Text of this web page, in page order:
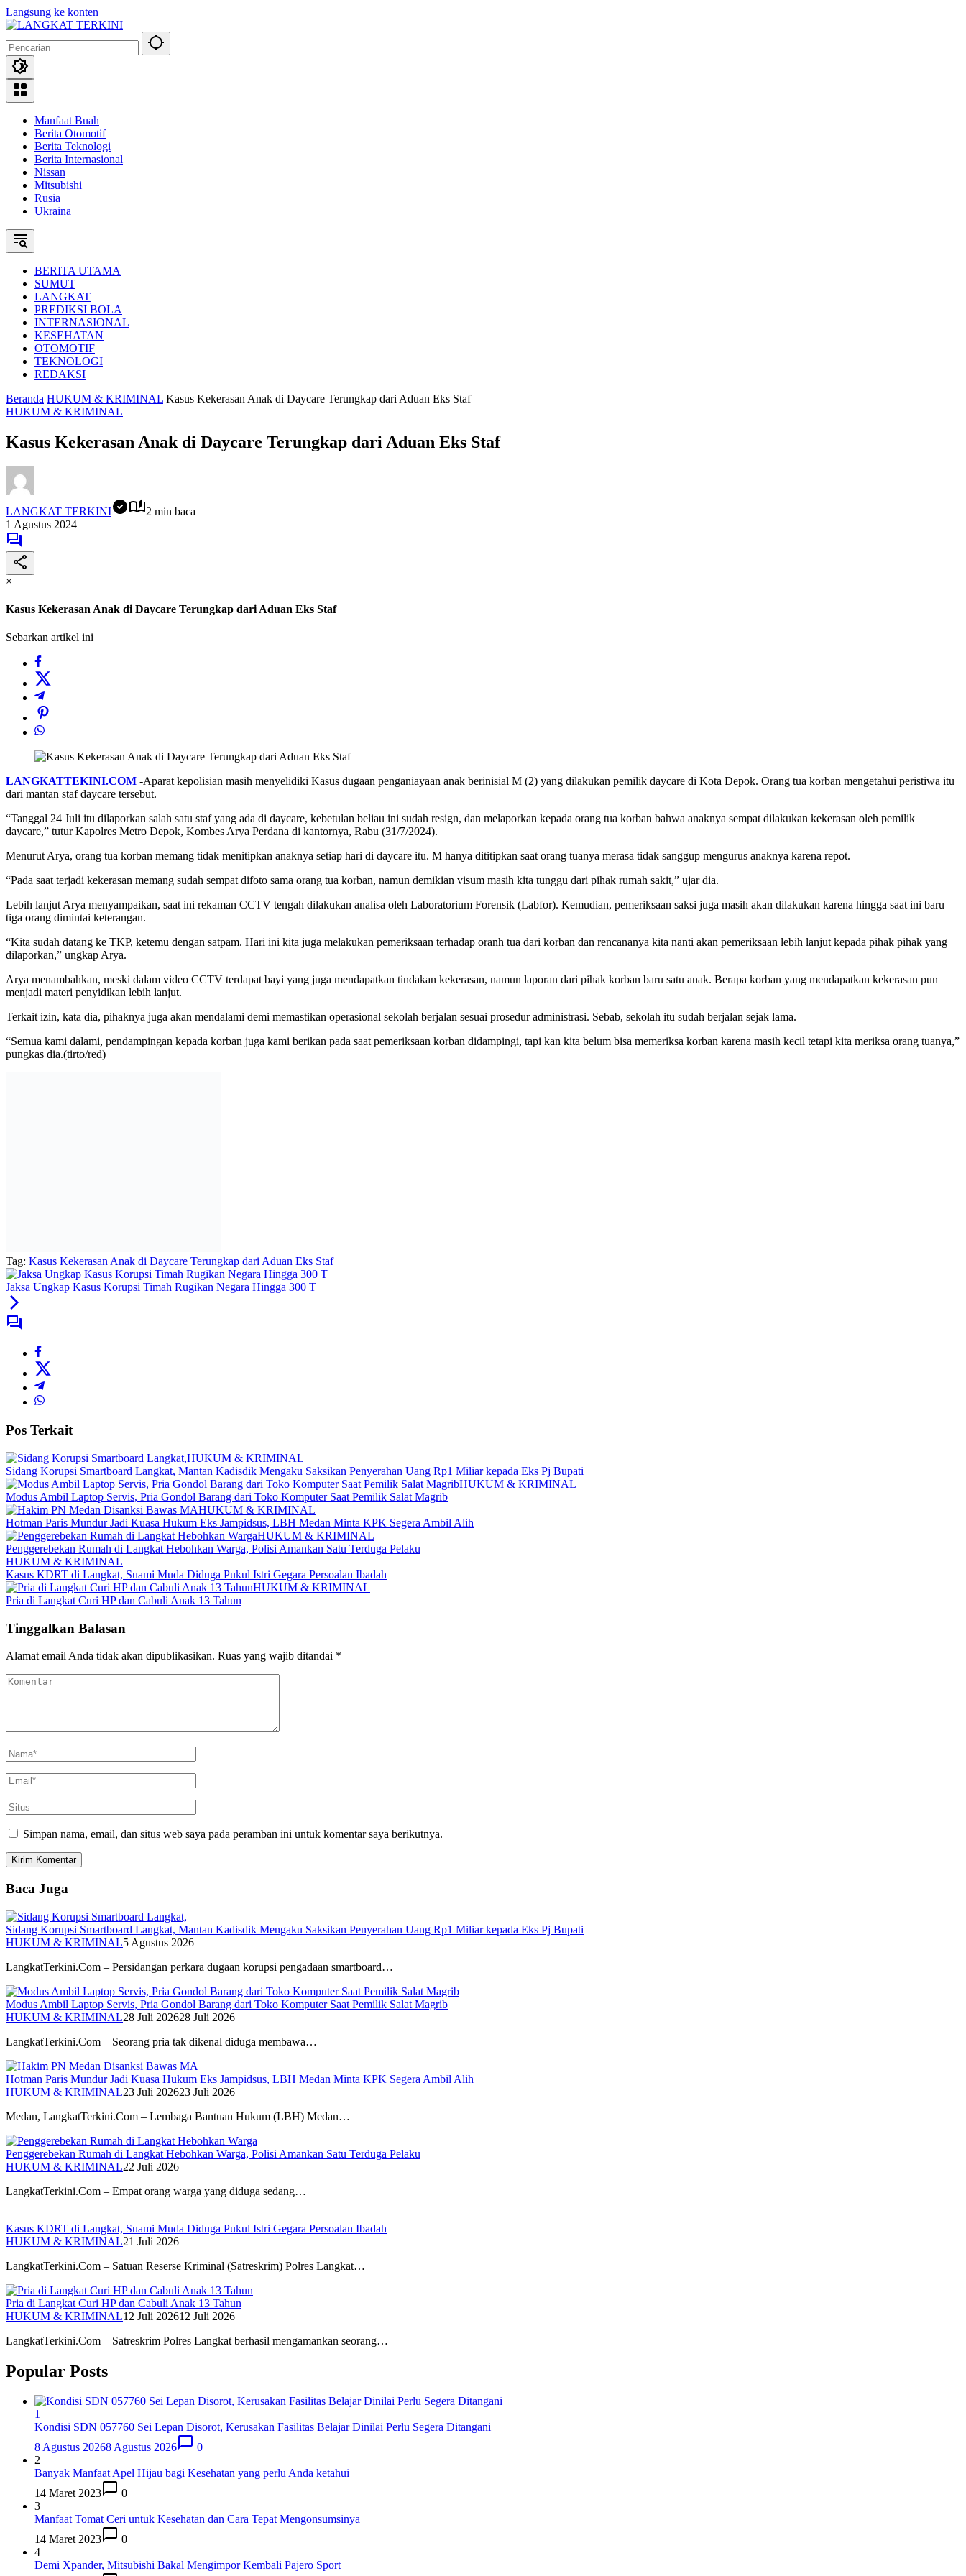
Langsung ke konten
Manfaat Buah
Berita Otomotif
Berita Teknologi
Berita Internasional
Nissan
Mitsubishi
Rusia
Ukraina
BERITA UTAMA
SUMUT
LANGKAT
PREDIKSI BOLA
INTERNASIONAL
KESEHATAN
OTOMOTIF
TEKNOLOGI
REDAKSI
Beranda HUKUM & KRIMINAL Kasus Kekerasan Anak di Daycare Terungkap dari Aduan Eks Staf
HUKUM & KRIMINAL
Kasus Kekerasan Anak di Daycare Terungkap dari Aduan Eks Staf
LANGKAT TERKINI
2 min baca
1 Agustus 2024
×
Kasus Kekerasan Anak di Daycare Terungkap dari Aduan Eks Staf
Sebarkan artikel ini
LANGKATTEKINI.COM -Aparat kepolisian masih menyelidiki Kasus dugaan penganiayaan anak berinisial M (2) yang dilakukan pemilik daycare di Kota Depok. Orang tua korban mengetahui peristiwa itu
dari mantan staf daycare tersebut.
“Tanggal 24 Juli itu dilaporkan salah satu staf yang ada di daycare, kebetulan beliau ini sudah resign, dan melaporkan kepada orang tua korban bahwa anaknya sempat dilakukan kekerasan oleh pemilik
daycare,” tutur Kapolres Metro Depok, Kombes Arya Perdana di kantornya, Rabu (31/7/2024).
Menurut Arya, orang tua korban memang tidak menitipkan anaknya setiap hari di daycare itu. M hanya dititipkan saat orang tuanya merasa tidak sanggup mengurus anaknya karena repot.
“Pada saat terjadi kekerasan memang sudah sempat difoto sama orang tua korban, namun demikian visum masih kita tunggu dari pihak rumah sakit,” ujar dia.
Lebih lanjut Arya menyampaikan, saat ini rekaman CCTV tengah dilakukan analisa oleh Laboratorium Forensik (Labfor). Kemudian, pemeriksaan saksi juga masih akan dilakukan karena hingga saat ini baru
tiga orang dimintai keterangan.
“Kita sudah datang ke TKP, ketemu dengan satpam. Hari ini kita juga melakukan pemeriksaan terhadap oranh tua dari korban dan rencananya kita nanti akan pemeriksaan lebih lanjut kepada pihak pihak yang
dilaporkan,” ungkap Arya.
Arya menambahkan, meski dalam video CCTV terdapat bayi yang juga mendapatkan tindakan kekerasan, namun laporan dari pihak korban baru satu anak. Berapa korban yang mendapatkan kekerasan pun
menjadi materi penyidikan lebih lanjut.
Terkait izin, kata dia, pihaknya juga akan mendalami demi memastikan operasional sekolah berjalan sesuai prosedur administrasi. Sebab, sekolah itu sudah berjalan sejak lama.
“Semua kami dalami, pendampingan kepada korban juga kami berikan pada saat pemeriksaan korban didampingi, tapi kan kita belum bisa memeriksa korban karena masih kecil tetapi kita meriksa orang tuanya,”
pungkas dia.(tirto/red)
Tag: Kasus Kekerasan Anak di Daycare Terungkap dari Aduan Eks Staf
Jaksa Ungkap Kasus Korupsi Timah Rugikan Negara Hingga 300 T
Pos Terkait
HUKUM & KRIMINAL
Sidang Korupsi Smartboard Langkat, Mantan Kadisdik Mengaku Saksikan Penyerahan Uang Rp1 Miliar kepada Eks Pj Bupati
HUKUM & KRIMINAL
Modus Ambil Laptop Servis, Pria Gondol Barang dari Toko Komputer Saat Pemilik Salat Magrib
HUKUM & KRIMINAL
Hotman Paris Mundur Jadi Kuasa Hukum Eks Jampidsus, LBH Medan Minta KPK Segera Ambil Alih
HUKUM & KRIMINAL
Penggerebekan Rumah di Langkat Hebohkan Warga, Polisi Amankan Satu Terduga Pelaku
HUKUM & KRIMINAL
Kasus KDRT di Langkat, Suami Muda Diduga Pukul Istri Gegara Persoalan Ibadah
HUKUM & KRIMINAL
Pria di Langkat Curi HP dan Cabuli Anak 13 Tahun
Tinggalkan Balasan
Alamat email Anda tidak akan dipublikasikan. Ruas yang wajib ditandai *
Simpan nama, email, dan situs web saya pada peramban ini untuk komentar saya berikutnya.
Baca Juga
Sidang Korupsi Smartboard Langkat, Mantan Kadisdik Mengaku Saksikan Penyerahan Uang Rp1 Miliar kepada Eks Pj Bupati
HUKUM & KRIMINAL5 Agustus 2026
LangkatTerkini.Com – Persidangan perkara dugaan korupsi pengadaan smartboard…
Modus Ambil Laptop Servis, Pria Gondol Barang dari Toko Komputer Saat Pemilik Salat Magrib
HUKUM & KRIMINAL28 Juli 202628 Juli 2026
LangkatTerkini.Com – Seorang pria tak dikenal diduga membawa…
Hotman Paris Mundur Jadi Kuasa Hukum Eks Jampidsus, LBH Medan Minta KPK Segera Ambil Alih
HUKUM & KRIMINAL23 Juli 202623 Juli 2026
Medan, LangkatTerkini.Com – Lembaga Bantuan Hukum (LBH) Medan…
Penggerebekan Rumah di Langkat Hebohkan Warga, Polisi Amankan Satu Terduga Pelaku
HUKUM & KRIMINAL22 Juli 2026
LangkatTerkini.Com – Empat orang warga yang diduga sedang…
Kasus KDRT di Langkat, Suami Muda Diduga Pukul Istri Gegara Persoalan Ibadah
HUKUM & KRIMINAL21 Juli 2026
LangkatTerkini.Com – Satuan Reserse Kriminal (Satreskrim) Polres Langkat…
Pria di Langkat Curi HP dan Cabuli Anak 13 Tahun
HUKUM & KRIMINAL12 Juli 202612 Juli 2026
LangkatTerkini.Com – Satreskrim Polres Langkat berhasil mengamankan seorang…
Popular Posts
1
Kondisi SDN 057760 Sei Lepan Disorot, Kerusakan Fasilitas Belajar Dinilai Perlu Segera Ditangani
8 Agustus 20268 Agustus 2026
0
2
Banyak Manfaat Apel Hijau bagi Kesehatan yang perlu Anda ketahui
14 Maret 2023
0
3
Manfaat Tomat Ceri untuk Kesehatan dan Cara Tepat Mengonsumsinya
14 Maret 2023
0
4
Demi Xpander, Mitsubishi Bakal Mengimpor Kembali Pajero Sport